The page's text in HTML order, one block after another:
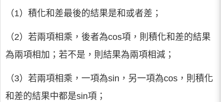
（1）積化和差最後的結果是和或者差；
（2）若兩項相乘，後者為cos項，則積化和差的結果
為兩項相加；若不是，則結果為兩項相減；
（3）若兩項相乘，一項為sin，另一項為cos，則積化
和差的結果中都是sin項；